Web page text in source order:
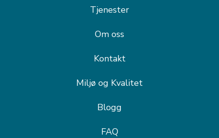
Tjenester
Om oss
Kontakt
Miljø og Kvalitet
Blogg
FAQ